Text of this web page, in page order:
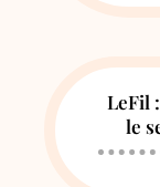
LeFil
le